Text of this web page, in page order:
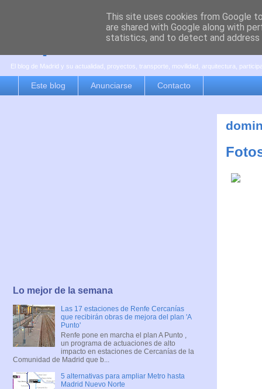
es por madrid
El blog de Madrid y su actualidad, proyectos, transporte, movilidad, arquitectura,
Este blog Anunciarse Contacto
Lo mejor de la semana
Las 17 estaciones de Renfe Cercanías
que recibirán obras de mejora del plan 'A
Punto'
Renfe pone en marcha el plan A Punto ,
un programa de actuaciones de alto
impacto en estaciones de Cercanías de la
Comunidad de Madrid que b...
5 alternativas para ampliar Metro hasta
Madrid Nuevo Norte
This site uses cookies from Google
are shared with Google along with
statistics, and to detect and address